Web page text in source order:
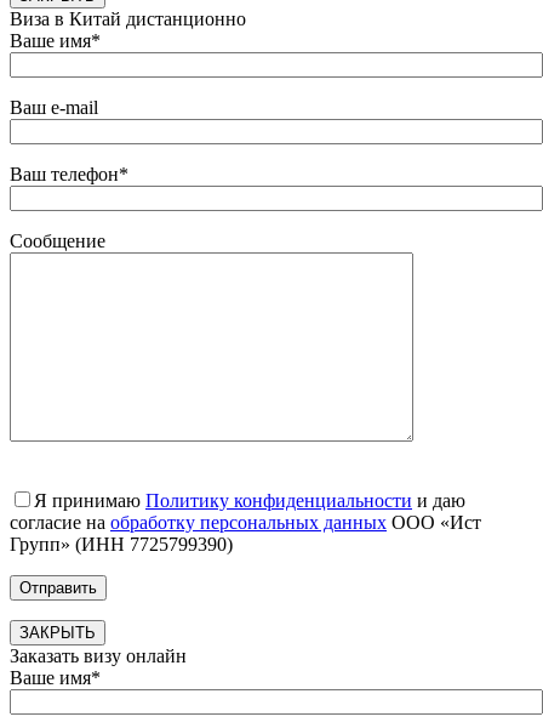
Виза в Китай дистанционно
Ваше имя*
Ваш e-mail
Ваш телефон*
Сообщение
Я принимаю Политику конфиденциальности и даю
согласие на обработку персональных данных ООО «Ист
Групп» (ИНН 7725799390)
ЗАКРЫТЬ
Заказать визу онлайн
Ваше имя*